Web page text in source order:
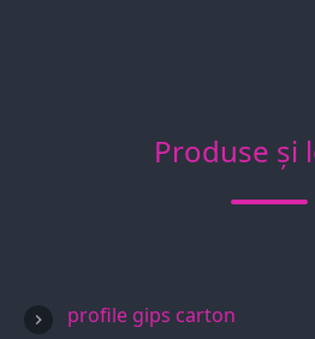
Produse și
profile gips carton